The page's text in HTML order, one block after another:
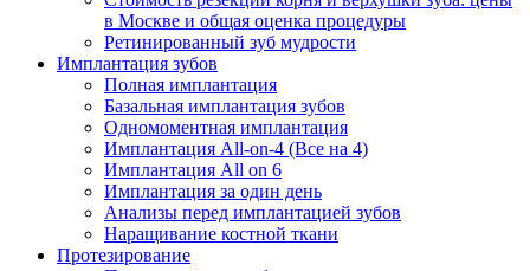
в Москве и общая оценка процедуры
Ретинированный зуб мудрости
Имплантация зубов
Полная имплантация
Базальная имплантация зубов
Одномоментная имплантация
Имплантация All-on-4 (Все на 4)
Имплантация All on 6
Имплантация за один день
Анализы перед имплантацией зубов
Наращивание костной ткани
Протезирование